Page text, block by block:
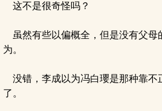
这不是很奇怪吗？
虽然有些以偏概全，但是没有父母
为。
没错，李成以为冯白瓔是那种靠不
了。